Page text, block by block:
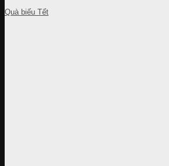
Quà biếu Tết